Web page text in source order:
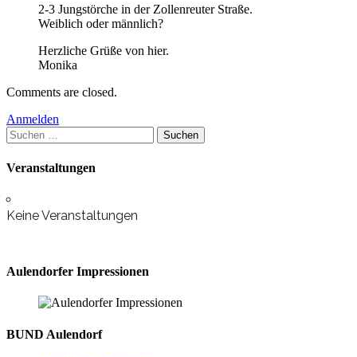
2-3 Jungstörche in der Zollenreuter Straße.
Weiblich oder männlich?
Herzliche Grüße von hier.
Monika
Comments are closed.
Anmelden
Suchen
nach:
Veranstaltungen
Keine Veranstaltungen
Aulendorfer Impressionen
BUND Aulendorf